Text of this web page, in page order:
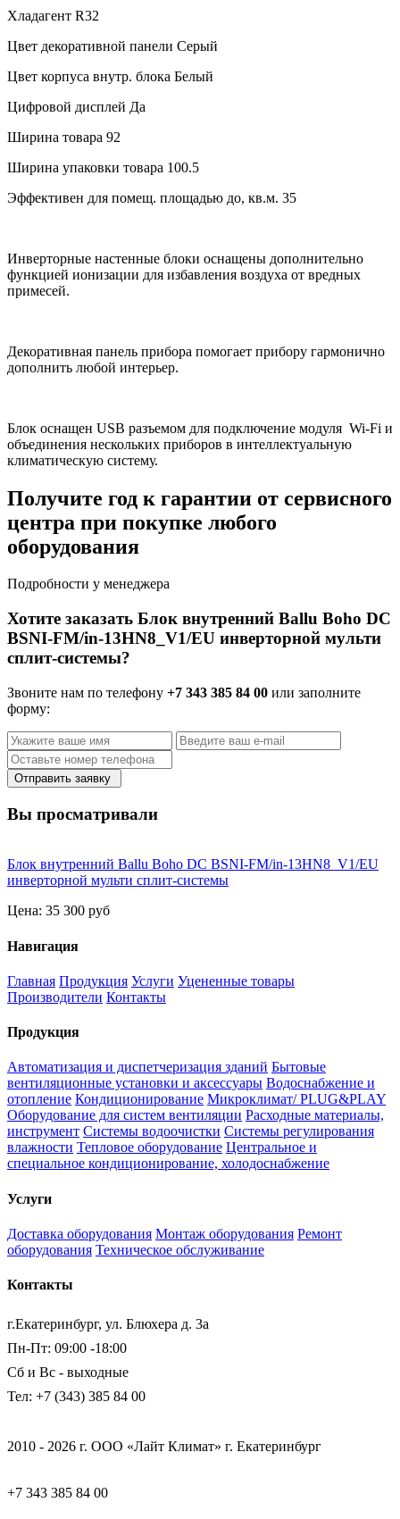
Хладагент R32
Цвет декоративной панели Серый
Цвет корпуса внутр. блока Белый
Цифровой дисплей Да
Ширина товара 92
Ширина упаковки товара 100.5
Эффективен для помещ. площадью до, кв.м. 35
Инверторные настенные блоки оснащены дополнительно
функцией ионизации для избавления воздуха от вредных
примесей.
Декоративная панель прибора помогает прибору гармонично
дополнить любой интерьер.
Блок оснащен USB разъемом для подключение модуля Wi-Fi и
объединения нескольких приборов в интеллектуальную
климатическую систему.
Получите год к гарантии от сервисного
центра при покупке любого
оборудования
Подробности у менеджера
Хотите заказать Блок внутренний Ballu Boho DС
BSNI-FM/in-13HN8_V1/EU инверторной мульти
сплит-системы?
Звоните нам по телефону +7 343 385 84 00 или заполните
форму:
Отправить заявку
Вы просматривали
Блок внутренний Ballu Boho DС BSNI-FM/in-13HN8_V1/EU
инверторной мульти сплит-системы
Цена: 35 300 руб
Навигация
Главная Продукция Услуги Уцененные товары
Производители Контакты
Продукция
Автоматизация и диспетчеризация зданий Бытовые
вентиляционные установки и аксессуары Водоснабжение и
отопление Кондиционирование Микроклимат/ PLUG&PLAY
Оборудование для систем вентиляции Расходные материалы,
инструмент Системы водоочистки Системы регулирования
влажности Тепловое оборудование Центральное и
специальное кондиционирование, холодоснабжение
Услуги
Доставка оборудования Монтаж оборудования Ремонт
оборудования Техническое обслуживание
Контакты
г.Екатеринбург, ул. Блюхера д. 3а
Пн-Пт: 09:00 -18:00
Сб и Вс - выходные
Тел: +7 (343) 385 84 00
2010 - 2026 г. ООО «Лайт Климат» г. Екатеринбург
+7 343 385 84 00